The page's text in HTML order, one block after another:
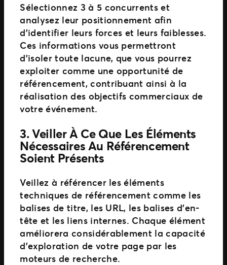
Sélectionnez 3 à 5 concurrents et
analysez leur positionnement afin
d’identifier leurs forces et leurs faiblesses.
Ces informations vous permettront
d’isoler toute lacune, que vous pourrez
exploiter comme une opportunité de
référencement, contribuant ainsi à la
réalisation des objectifs commerciaux de
votre événement.
3.Veiller À Ce Que Les Éléments
Nécessaires Au Référencement
Soient Présents
Veillez à référencer les éléments
techniques de référencement comme les
balises de titre, les URL, les balises d’en-
tête et les liens internes. Chaque élément
améliorera considérablement la capacité
d’exploration de votre page par les
moteurs de recherche.